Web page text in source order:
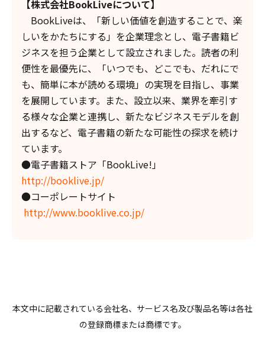
【株式会社BookLiveについて】
BookLiveは、「新しい価値を創造することで、楽
しいをかたちにする」を企業理念とし、電子書籍ビ
ジネスを担う企業として設立されました。読者の利
便性を最優先に、「いつでも、どこでも、だれにで
も、簡単に本が読める環境」の実現を目指し、事業
を展開しています。また、設立以来、業界を牽引す
る様々な企業と連携し、新たなビジネスモデルを創
出するなど、電子書籍の新たな可能性の探求を続け
ています。
●電子書籍ストア「BookLive!」
http://booklive.jp/
●コーポレートサイト
http://www.booklive.co.jp/
本文中に記載されている会社名、サービス名及び製品名等は各社
の登録商標または商標です。